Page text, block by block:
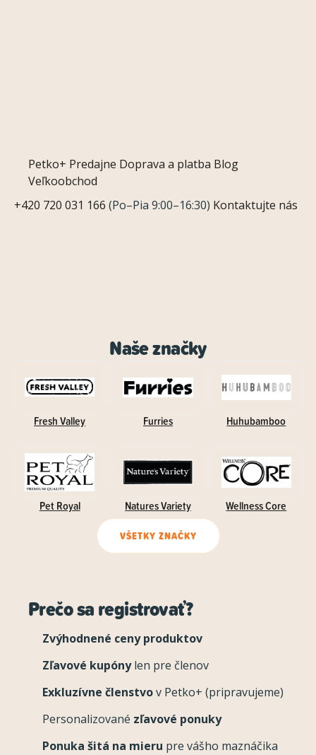
Petko+ Predajne Doprava a platba Blog
Veľkoobchod
+420 720 031 166 (Po–Pia 9:00–16:30) Kontaktujte nás
Naše značky
Fresh Valley Furries Huhubamboo
Pet Royal Natures Variety Wellness Core
VŠETKY ZNAČKY
Prečo sa registrovať?
Zvýhodnené ceny produktov
Zľavové kupónylen pre členov
Exkluzívne členstvov Petko+ (pripravujeme)
Personalizované zľavové ponuky
Ponuka šitá na mieru pre vášho maznáčika